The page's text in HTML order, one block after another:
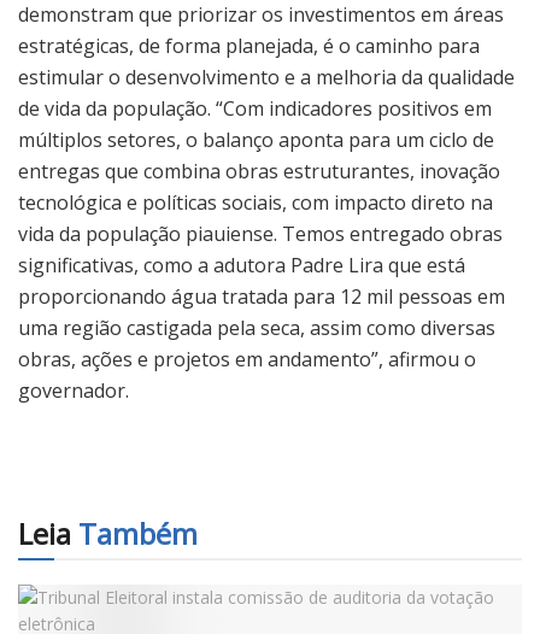
demonstram que priorizar os investimentos em áreas
estratégicas, de forma planejada, é o caminho para
estimular o desenvolvimento e a melhoria da qualidade
de vida da população. “Com indicadores positivos em
múltiplos setores, o balanço aponta para um ciclo de
entregas que combina obras estruturantes, inovação
tecnológica e políticas sociais, com impacto direto na
vida da população piauiense. Temos entregado obras
significativas, como a adutora Padre Lira que está
proporcionando água tratada para 12 mil pessoas em
uma região castigada pela seca, assim como diversas
obras, ações e projetos em andamento”, afirmou o
governador.
Leia Também